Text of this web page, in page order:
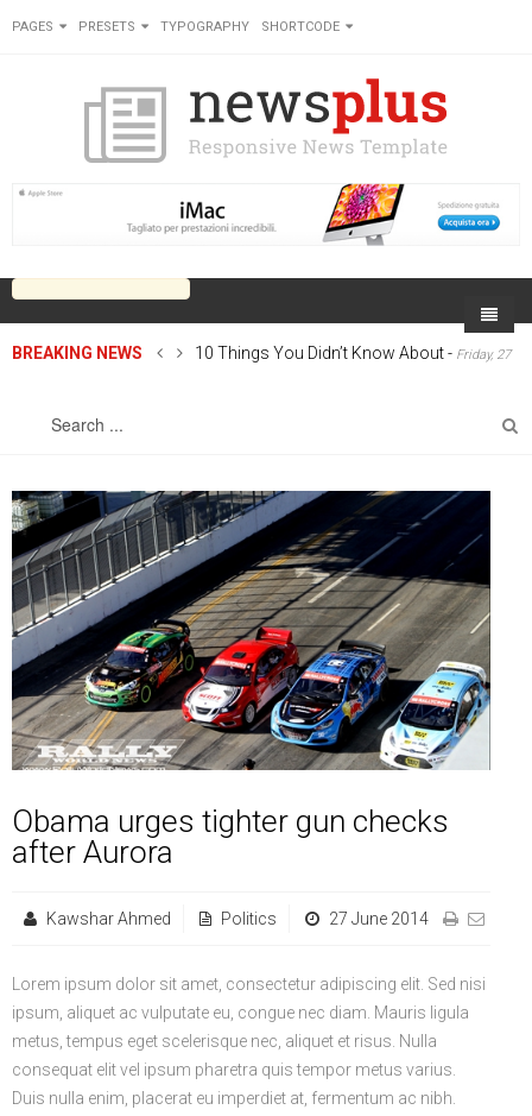
PAGES PRESETS TYPOGRAPHY SHORTCODE
On Newsplus
Newsplus Extra
Get Involved
Events Center
Entertainment
Cricket
Economics
Latest Movie
Advertisement
Sports
Rugby
Baseball
Soccer
Baseball
Hockey
Pool
International
Market
Economy
Energy
Small Business
Entertainment
Life Style
The Star
Plushub
Shout
BREAKING NEWS 10 Things You Didn’t Know About- Friday, 27
Obama urges tighter gun checks
after Aurora
Kawshar Ahmed Politics 27 June 2014
Lorem ipsum dolor sit amet, consectetur adipiscing elit. Sed nisi
ipsum, aliquet ac vulputate eu, congue nec diam. Mauris ligula
metus, tempus eget scelerisque nec, aliquet et risus. Nulla
consequat elit vel ipsum pharetra quis tempor metus varius.
Duis nulla enim, placerat eu imperdiet at, fermentum ac nibh.